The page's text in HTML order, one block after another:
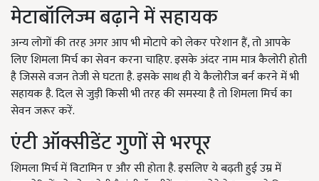
मेटाबॉलिज्म बढ़ाने में सहायक
अन्य लोगों की तरह अगर आप भी मोटापे को लेकर परेशान हैं,तो आपके
लिए शिमला मिर्च का सेवन करना चाहिए. इसके अंदर नाम मात्र कैलोरी होती
है जिससे वजन तेजी से घटता है. इसके साथ ही ये कैलोरीज बर्न करने में भी
सहायक है. दिल से जुड़ी किसी भी तरह की समस्या है तो शिमला मिर्च का
सेवन जरूर करें.
एंटी ऑक्सीडेंट गुणों से भरपूर
शिमला मिर्च में विटामिन ए और सी होता है. इसलिए ये बढ़ती हुई उम्र में